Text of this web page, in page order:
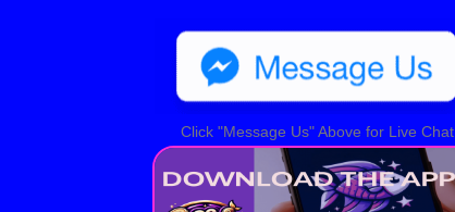
Click "Message Us" Above for Live Chat